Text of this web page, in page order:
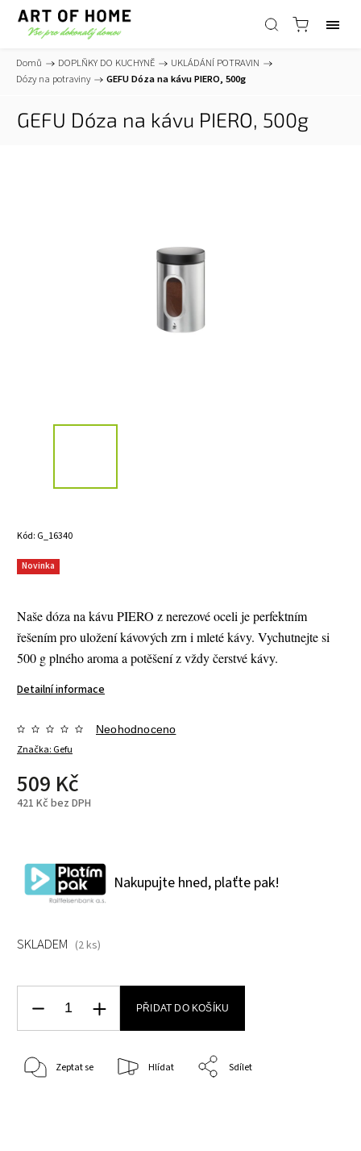
Domů / DOPLŇKY DO KUCHYNĚ / UKLÁDÁNÍ POTRAVIN /
Dózy na potraviny / GEFU Dóza na kávu PIERO, 500g
GEFU Dóza na kávu PIERO, 500g
Kód: G_16340
Novinka
Naše dóza na kávu PIERO z nerezové oceli je perfektním
řešením pro uložení kávových zrn i mleté kávy. Vychutnejte si
500 g plného aroma a potěšení z vždy čerstvé kávy.
Detailní informace
Značka: Gefu
Neohodnoceno
509 Kč
421 Kč bez DPH
Nakupujte hned, plaťte pak!
SKLADEM (2 ks)
PŘIDAT DO KOŠÍKU
Zeptat se Hlídat Sdílet